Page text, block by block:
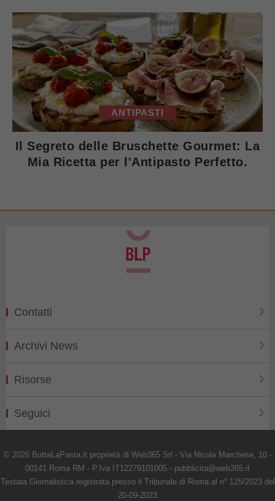
ANTIPASTI
Il Segreto delle Bruschette Gourmet: La
Mia Ricetta per l'Antipasto Perfetto.
Contatti
Archivi News
Risorse
Seguici
© 2026 ButtaLaPasta.it proprietà di Web365 Srl - Via Nicola Marchese, 10 -
00141 Roma RM - P.Iva IT12279101005 - pubblicita@web365.it
Testata Giornalistica registrata presso il Tribunale di Roma al n° 125/2023 del
20-09-2023